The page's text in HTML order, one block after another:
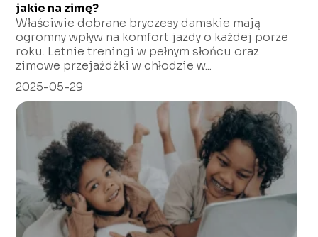
jakie na zimę?
Właściwie dobrane bryczesy damskie mają
ogromny wpływ na komfort jazdy o każdej porze
roku. Letnie treningi w pełnym słońcu oraz
zimowe przejażdżki w chłodzie w...
2025-05-29